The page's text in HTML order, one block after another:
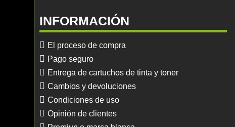
INFORMACIÓN
El proceso de compra
Pago seguro
Entrega de cartuchos de tinta y toner
Cambios y devoluciones
Condiciones de uso
Opinión de clientes